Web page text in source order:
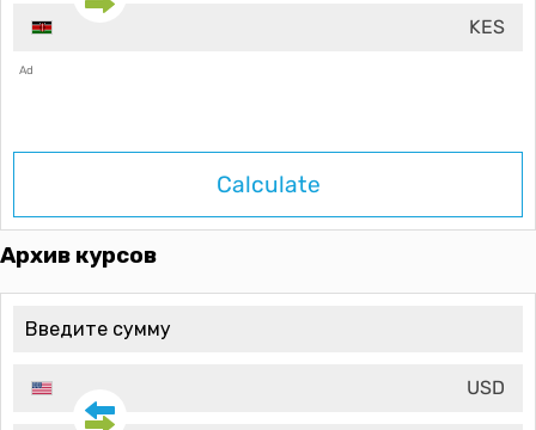
KES
Ad
Calculate
Архив курсов
USD